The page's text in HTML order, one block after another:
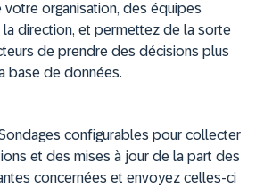
organisation, des équipes
la direction, et permettez de la sorte
de prendre des décisions plus
base de données.
configurables pour collecter
et des mises à jour de la part des
concernées et envoyez celles-ci